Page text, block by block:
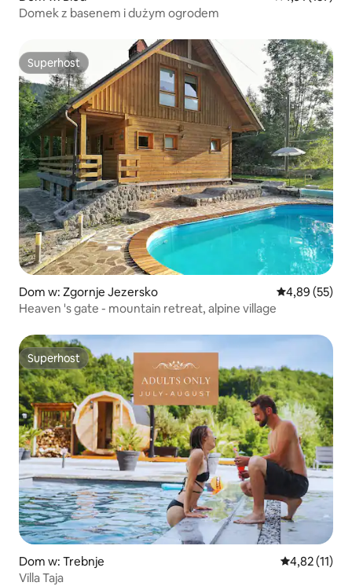
Domek z basenem i dużym ogrodem
Superhost
Superhost
Dom w: Zgornje Jezersko Średnia
4,89 (55)
Heaven 's gate - mountain retreat, alpine village
Superhost
Superhost
Dom w: Trebnje Średnia
4,82 (11)
Villa Taja